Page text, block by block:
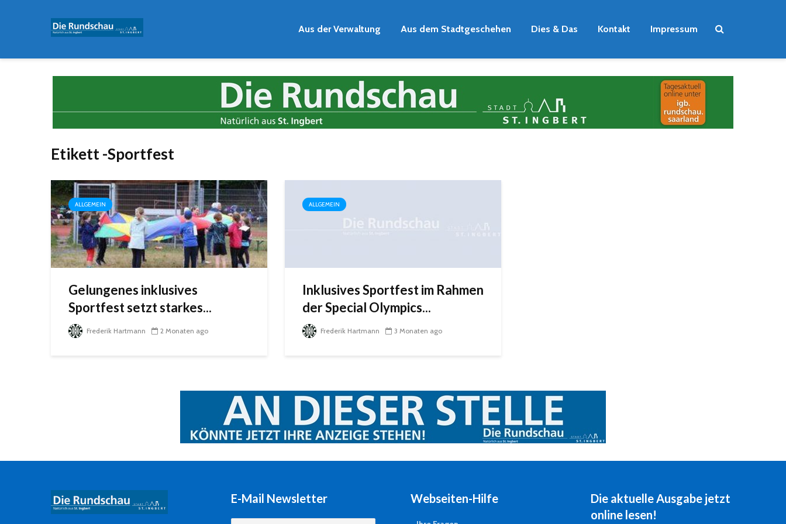
Aus der Verwaltung Aus dem Stadtgeschehen Dies & Das Kontakt Impressum
Etikett -Sportfest
ALLGEMEIN
Gelungenes inklusives
Sportfest setzt starkes...
Frederik Hartmann 2 Monaten ago
ALLGEMEIN
Inklusives Sportfest im Rahmen
der Special Olympics...
Frederik Hartmann 3 Monaten ago
E-Mail Newsletter Webseiten-Hilfe
Die aktuelle Ausgabe jetzt
online lesen!